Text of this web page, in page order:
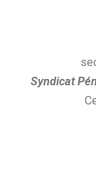
SyndicatP